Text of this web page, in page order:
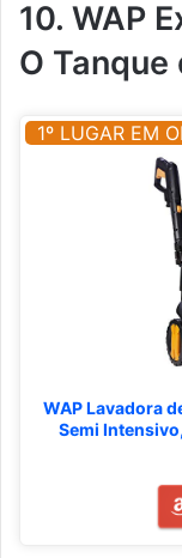
10. WAP
O Tanque
1º LUGAR EM
WAP Lavadora
Semi